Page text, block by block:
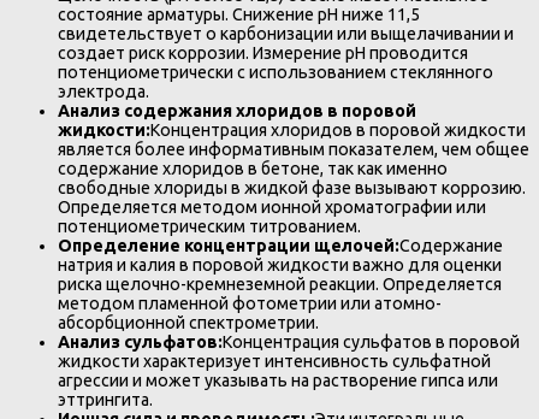
состояние арматуры. Снижение pH ниже 11,5
свидетельствует о карбонизации или выщелачивании и
создает риск коррозии. Измерение pH проводится
потенциометрически с использованием стеклянного
электрода.
Анализ содержания хлоридов в поровой
жидкости:Концентрация хлоридов в поровой жидкости
является более информативным показателем, чем общее
содержание хлоридов в бетоне, так как именно
свободные хлориды в жидкой фазе вызывают коррозию.
Определяется методом ионной хроматографии или
потенциометрическим титрованием.
Определение концентрации щелочей:Содержание
натрия и калия в поровой жидкости важно для оценки
риска щелочно-кремнеземной реакции. Определяется
методом пламенной фотометрии или атомно-
абсорбционной спектрометрии.
Анализ сульфатов:Концентрация сульфатов в поровой
жидкости характеризует интенсивность сульфатной
агрессии и может указывать на растворение гипса или
эттрингита.